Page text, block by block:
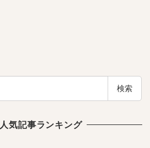
検索
人気記事ランキング